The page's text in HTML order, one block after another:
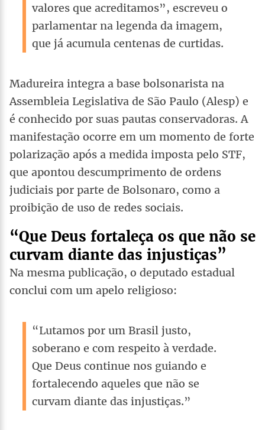
valores que acreditamos”, escreveu o
parlamentar na legenda da imagem,
que já acumula centenas de curtidas.
Madureira integra a base bolsonarista na
Assembleia Legislativa de São Paulo (Alesp) e
é conhecido por suas pautas conservadoras. A
manifestação ocorre em um momento de forte
polarização após a medida imposta pelo STF,
que apontou descumprimento de ordens
judiciais por parte de Bolsonaro, como a
proibição de uso de redes sociais.
“Que Deus fortaleça os que não se
curvam diante das injustiças”
Na mesma publicação, o deputado estadual
conclui com um apelo religioso:
“Lutamos por um Brasil justo,
soberano e com respeito à verdade.
Que Deus continue nos guiando e
fortalecendo aqueles que não se
curvam diante das injustiças.”